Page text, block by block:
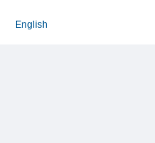
English